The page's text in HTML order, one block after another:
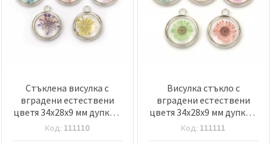
Стъклена висулка с
вградени естествени
цветя 34x28x9 мм дупка 4
мм цвят микс
Код: 111110
Висулка стъкло с
вградени естествени
цветя 34x28x9 мм дупка 4
мм МИКС
Код: 111111